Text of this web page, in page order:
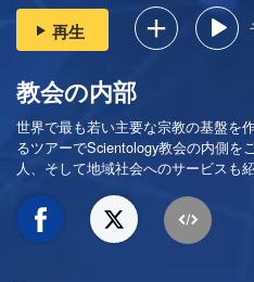
再生
教会の内部
世界で最も若い主要な宗教の基盤を
るツアーでScientology教会の内側を
人、そして地域社会へのサービスも紹